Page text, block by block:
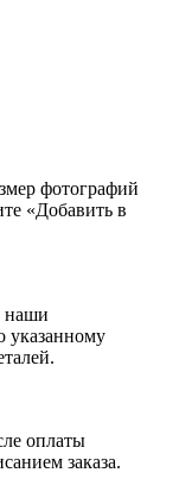
фотографий
«Добавить в
наши
указанному
оплаты
заказа.